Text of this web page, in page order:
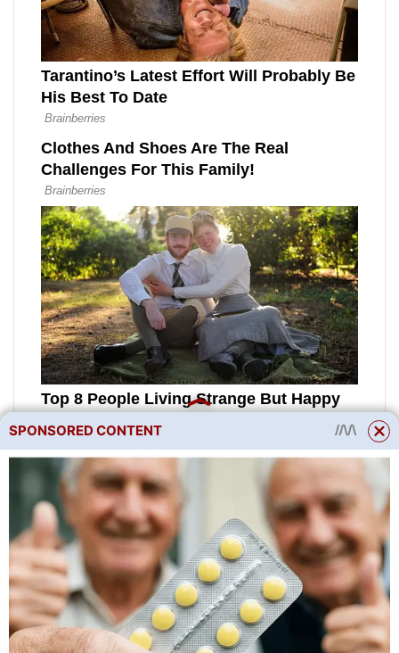
Na počest pruhovaného ovoce
se každý rok koná festival
vodního melounu Kamyshin,
který začíná „Melounovým
SPONSORED CONTENT